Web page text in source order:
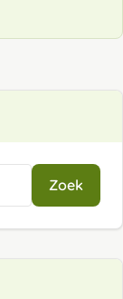
Zoek